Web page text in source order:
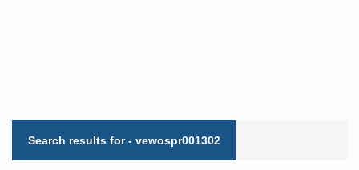
Search results for - vewospr001302